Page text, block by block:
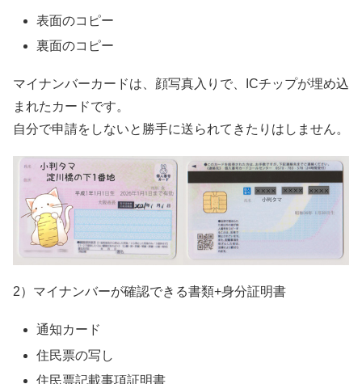
表面のコピー
裏面のコピー
マイナンバーカードは、顔写真入りで、ICチップが埋め込
まれたカードです。
自分で申請をしないと勝手に送られてきたりはしません。
2）マイナンバーが確認できる書類+身分証明書
通知カード
住民票の写し
住民票記載事項証明書